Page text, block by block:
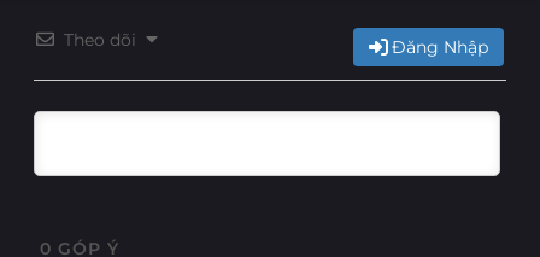
Theo dõi Đăng Nhập
0 GÓP Ý